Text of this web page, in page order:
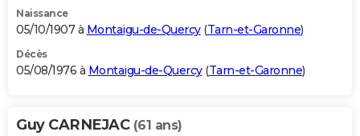
Naissance
05/10/1907 à Montaigu-de-Quercy(Tarn-et-Garonne)
Décès
05/08/1976 à Montaigu-de-Quercy(Tarn-et-Garonne)
Guy CARNEJAC (61 ans)